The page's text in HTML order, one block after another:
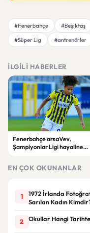
#Fenerbahçe #Beşiktaş
#Süper Lig
#antrenörler
İLGILI HABERLER
Fenerbahçe arsaVev,
Şampiyonlar Ligi hayaline
EN ÇOK OKUNANLAR
1
1972 İrlanda
Sarılan Kadın
2 Okullar Hangi Tarihte